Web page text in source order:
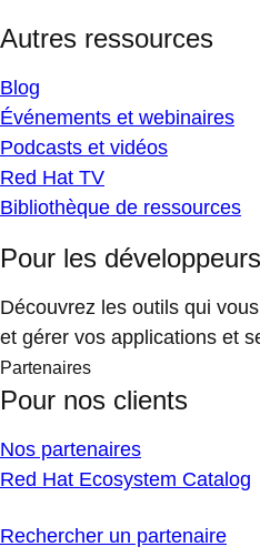
Autres ressources
Blog
Événements et webinaires
Podcasts et vidéos
Red Hat TV
Bibliothèque de ressources
Pour les développeurs
Découvrez les outils qui
et gérer vos applications et
Partenaires
Pour nos clients
Nos partenaires
Red Hat Ecosystem Catalog
Rechercher un partenaire